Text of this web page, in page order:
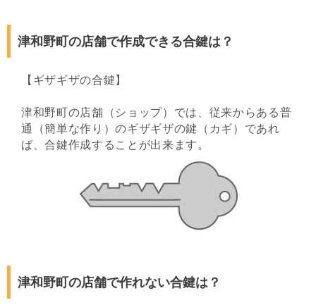
津和野町の店舗で作成できる合鍵は？
【ギザギザの合鍵】
津和野町の店舗（ショップ）では、従来からある普
通（簡単な作り）のギザギザの鍵（カギ）であれ
ば、合鍵作成することが出来ます。
津和野町の店舗で作れない合鍵は？